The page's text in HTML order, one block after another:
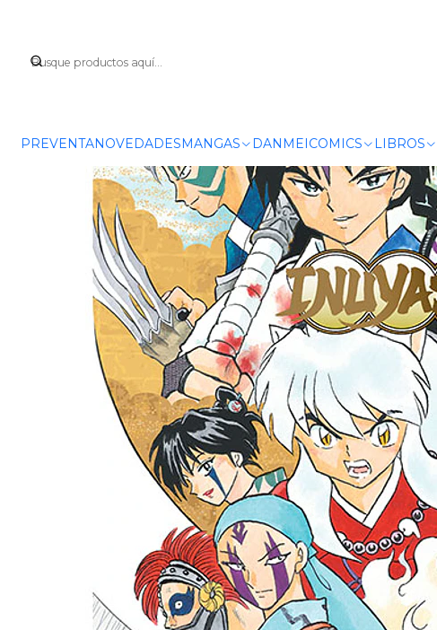
PREVENTANOVEDADESMANGAS DANMEICOMICS LIBROS